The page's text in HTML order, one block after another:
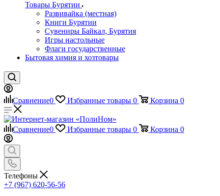
Товары Бурятии
Развивайка (местная)
Книги Бурятии
Сувениры Байкал, Бурятия
Игры настольные
Флаги государственные
Бытовая химия и хозтовары
Сравнение0 Избранные товары 0 Корзина 0
Сравнение0 Избранные товары 0 Корзина 0
Телефоны
+7 (967) 620-56-56